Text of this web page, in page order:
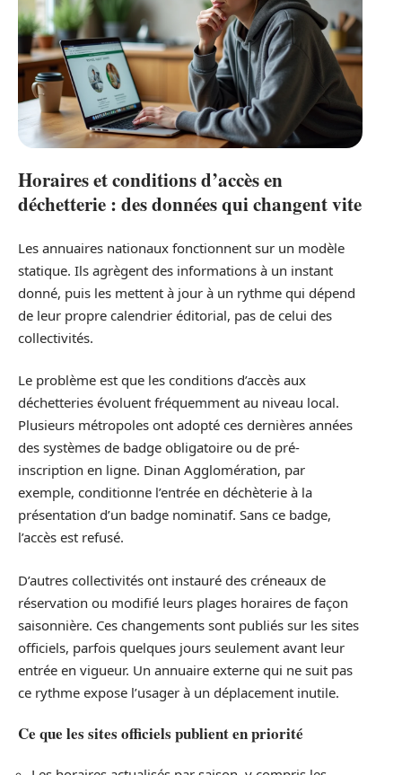
Horaires et conditions d’accès en
déchetterie : des données qui changent vite
Les annuaires nationaux fonctionnent sur un modèle
statique. Ils agrègent des informations à un instant
donné, puis les mettent à jour à un rythme qui dépend
de leur propre calendrier éditorial, pas de celui des
collectivités.
Le problème est que les conditions d’accès aux
déchetteries évoluent fréquemment au niveau local.
Plusieurs métropoles ont adopté ces dernières années
des systèmes de badge obligatoire ou de pré-
inscription en ligne. Dinan Agglomération, par
exemple, conditionne l’entrée en déchèterie à la
présentation d’un badge nominatif. Sans ce badge,
l’accès est refusé.
D’autres collectivités ont instauré des créneaux de
réservation ou modifié leurs plages horaires de façon
saisonnière. Ces changements sont publiés sur les sites
officiels, parfois quelques jours seulement avant leur
entrée en vigueur. Un annuaire externe qui ne suit pas
ce rythme expose l’usager à un déplacement inutile.
Ce que les sites officiels publient en priorité